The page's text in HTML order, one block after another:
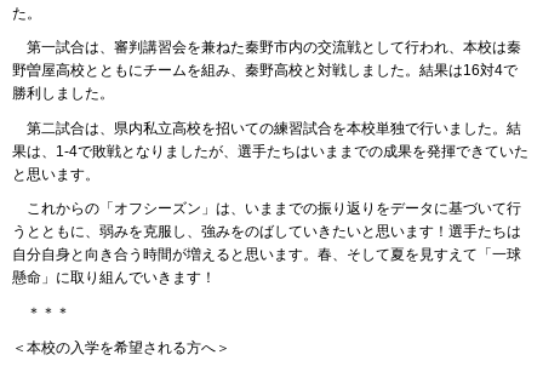
た。
第一試合は、審判講習会を兼ねた秦野市内の交流戦として行われ、本校は秦
野曽屋高校とともにチームを組み、秦野高校と対戦しました。結果は16対4で
勝利しました。
第二試合は、県内私立高校を招いての練習試合を本校単独で行いました。結
果は、1-4で敗戦となりましたが、選手たちはいままでの成果を発揮できていた
と思います。
これからの「オフシーズン」は、いままでの振り返りをデータに基づいて行
うとともに、弱みを克服し、強みをのばしていきたいと思います！選手たちは
自分自身と向き合う時間が増えると思います。春、そして夏を見すえて「一球
懸命」に取り組んでいきます！
＊＊＊
＜本校の入学を希望される方へ＞